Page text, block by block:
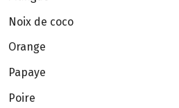
Noix de coco
Orange
Papaye
Poire